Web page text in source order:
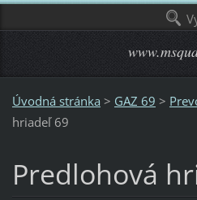
Úvodná stránka > GAZ 69 >
hriadeľ 69
Predlohová